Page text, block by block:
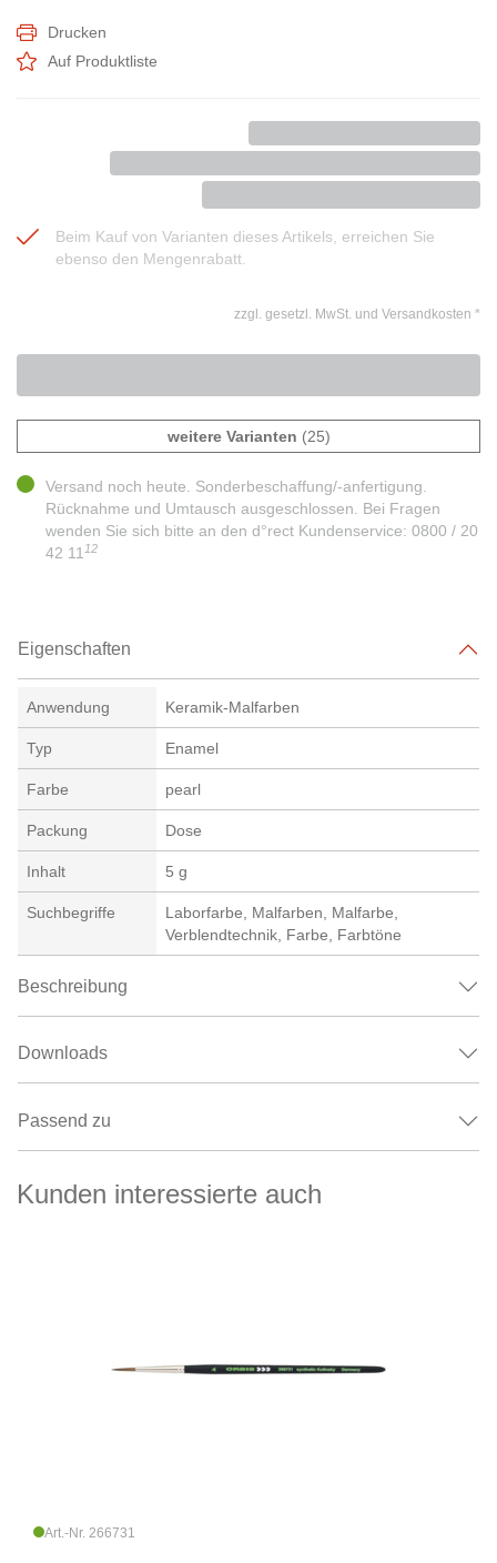
Beim Kauf von Varianten dieses Artikels, erreichen Sie
ebenso den Mengenrabatt.
Drucken
Auf Produktliste
zzgl. gesetzl. MwSt. und Versandkosten *
weitere Varianten (25)
Versand noch heute. Sonderbeschaffung/-anfertigung.
Rücknahme und Umtausch ausgeschlossen. Bei Fragen
wenden Sie sich bitte an den d°rect Kundenservice: 0800 / 20
42 11 12
Eigenschaften
Anwendung Keramik-Malfarben
Typ Enamel
Farbe pearl
Packung Dose
Inhalt 5 g
Suchbegriffe
Laborfarbe, Malfarben, Malfarbe,
Verblendtechnik, Farbe, Farbtöne
Beschreibung
Downloads
Passend zu
Kunden interessierte auch
Art.-Nr. 266731